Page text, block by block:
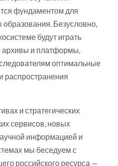
фундаментом для
Безусловно,
будут играть
архивы и платформы,
оптимальные
распространения
и стратегических
сервисов, новых
информацией и
мы беседуем с
российского ресурса —